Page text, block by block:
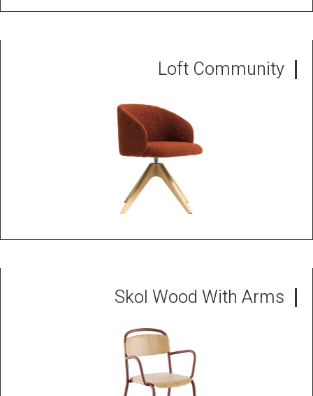
Loft Community
Skol Wood With Arms